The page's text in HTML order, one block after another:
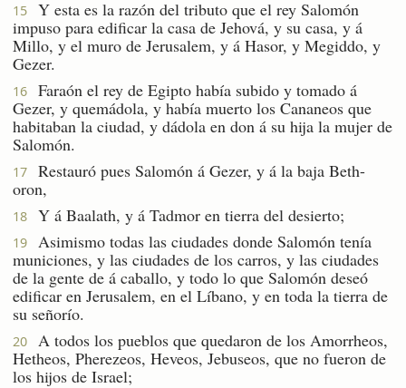
15
Y esta es la razón del tributo que el rey Salomón
impuso para edificar la casa de Jehová, y su casa, y á
Millo, y el muro de Jerusalem, y á Hasor, y Megiddo, y
Gezer.
16
Faraón el rey de Egipto había subido y tomado á
Gezer, y quemádola, y había muerto los Cananeos que
habitaban la ciudad, y dádola en don á su hija la mujer de
Salomón.
17
Restauró pues Salomón á Gezer, y á la baja Beth-
oron,
18 Y á Baalath, y á Tadmor en tierra del desierto;
19
Asimismo todas las ciudades donde Salomón tenía
municiones, y las ciudades de los carros, y las ciudades
de la gente de á caballo, y todo lo que Salomón deseó
edificar en Jerusalem, en el Líbano, y en toda la tierra de
su señorío.
20
A todos los pueblos que quedaron de los Amorrheos,
Hetheos, Pherezeos, Heveos, Jebuseos, que no fueron de
los hijos de Israel;